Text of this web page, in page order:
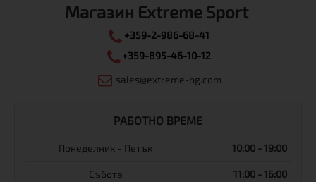
Магазин Extreme Sport
+359-2-986-68-41
+359-895-46-10-12
sales@extreme-bg.com
РАБОТНО ВРЕМЕ
Понеделник - Петък 10:00 - 19:00
Събота 11:00 - 16:00